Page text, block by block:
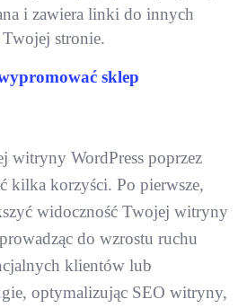
i zawiera linki do innych
stronie.
sklep
witryny WordPress poprzez
kilka korzyści. Po pierwsze,
widoczność Twojej witryny
do wzrostu ruchu
klientów lub
optymalizując SEO witryny,